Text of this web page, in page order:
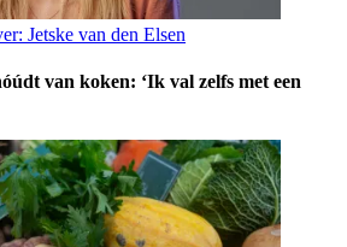
Jetske van den Elsen
van koken: ‘Ik val zelfs met een